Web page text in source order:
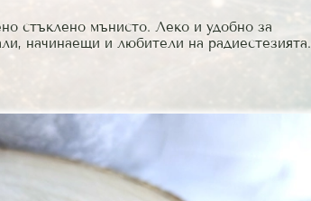
стъклено мънисто. Леко и удобно за
начинаещи и любители на радиестезията.